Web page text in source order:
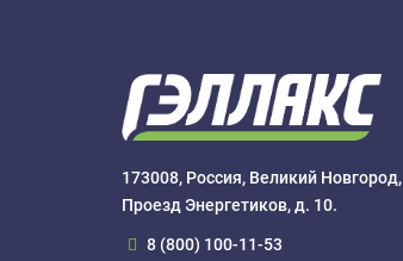
173008, Россия, Великий Новгород,
Проезд Энергетиков, д. 10.
8 (800) 100-11-53